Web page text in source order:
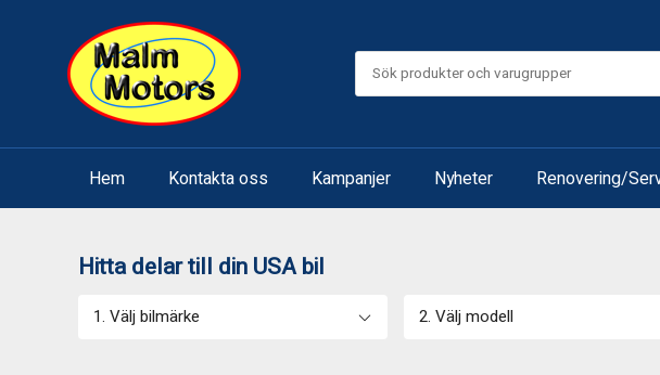
Hem Kontakta oss Kampanjer Nyheter Renovering/
Hitta delar till din USA bil
1. Välj bilmärke 2. Välj modell